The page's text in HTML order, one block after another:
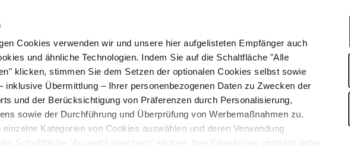
Cookies verwenden wir und unsere hier aufgelisteten Empfänger auch
und ähnliche Technologien. Indem Sie auf die Schaltfläche "Alle
klicken, stimmen Sie dem Setzen der optionalen Cookies selbst sowie
inklusive Übermittlung – Ihrer personenbezogenen Daten zu Zwecken der
und der Berücksichtigung von Präferenzen durch Personalisierung,
sowie der Durchführung und Überprüfung von Werbemaßnahmen zu.
Kategorien von Cookies auswählen und deren Verwendung
Schaltfläche "Auswahl speichern" klicken. Ihre Einwilligung umfasst dabei
Stahl Nachhaltigkeit Karriere Standorte